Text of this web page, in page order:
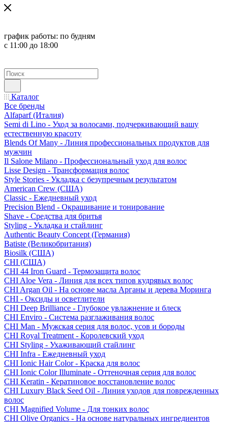
график работы: по будням
с 11:00 до 18:00
Каталог
Все бренды
Alfaparf (Италия)
Semi di Lino - Уход за волосами, подчеркивающий вашу
естественную красоту
Blends Of Many - Линия профессиональных продуктов для
мужчин
Il Salone Milano - Профессиональный уход для волос
Lisse Design - Трансформация волос
Style Stories - Укладка с безупречным результатом
American Crew (США)
Classic - Ежедневный уход
Precision Blend - Окрашивание и тонирование
Shave - Средства для бритья
Styling - Укладка и стайлинг
Authentic Beauty Concept (Германия)
Batiste (Великобритания)
Biosilk (США)
CHI (США)
CHI 44 Iron Guard - Термозащита волос
CHI Aloe Vera - Линия для всех типов кудрявых волос
CHI Argan Oil - На основе масла Арганы и дерева Моринга
CHI - Оксиды и осветлители
CHI Deep Brilliance - Глубокое увлажнение и блеск
CHI Enviro - Система разглаживания волос
CHI Man - Мужская серия для волос, усов и бороды
CHI Royal Treatment - Королевский уход
CHI Styling - Ухаживающий стайлинг
CHI Infra - Ежедневный уход
CHI Ionic Hair Color - Краска для волос
CHI Ionic Color Illuminate - Оттеночная серия для волос
CHI Keratin - Кератиновое восстановление волос
CHI Luxury Black Seed Oil - Линия уходов для поврежденных
волос
CHI Magnified Volume - Для тонких волос
CHI Olive Organics - На основе натуральных ингредиентов